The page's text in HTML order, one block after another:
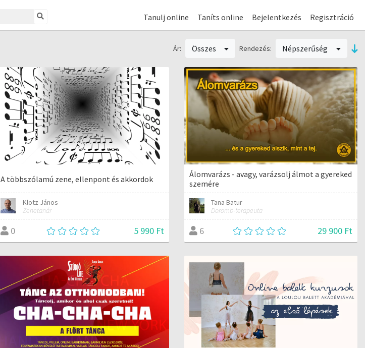
Tanulj online Taníts online Bejelentkezés Regisztráció
Ár: Összes Rendezés: Népszerűség
A többszólamú zene, ellenpont és akkordok
Klotz János
Zenetanár
0 5 990 Ft
Álomvarázs - avagy, varázsolj álmot a gyereked
szemére
Tana Batur
Doromb-terapeuta
6 29 900 Ft